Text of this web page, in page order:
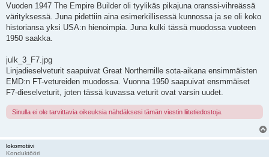
Vuoden 1947 The Empire Builder oli tyylikäs pikajuna oranssi-vihreässä
värityksessä. Juna pidettiin aina esimerkillisessä kunnossa ja se oli koko
historiansa yksi USA:n hienoimpia. Juna kulki tässä muodossa vuoteen
1950 saakka.
julk_3_F7.jpg
Linjadieselveturit saapuivat Great Northernille sota-aikana ensimmäisten
EMD:n FT-vetureiden muodossa. Vuonna 1950 saapuivat ensmmäiset
F7-dieselveturit, joten tässä kuvassa veturit ovat varsin uudet.
Sinulla ei ole tarvittavia oikeuksia nähdäksesi tämän viestin liitetiedostoja.
lokomotiivi
Konduktööri